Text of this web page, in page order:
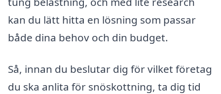
kan du lätt hitta en lösning som passar
både dina behov och din budget.
Så, innan du beslutar dig för vilket företag
du ska anlita för snöskottning, ta dig tid